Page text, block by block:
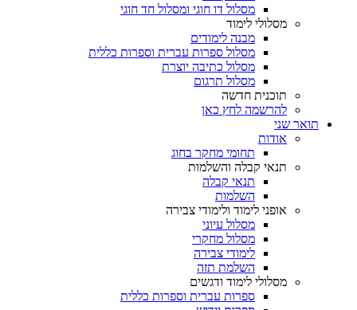
מסלול דו חוגי ומסלול חד חוגי
מסלולי לימוד
מבנה לימודים
מסלול ספרות עברית וספרות כללית
מסלול כתיבה יוצרת
מסלול תרגום
תוכנית חדשה
להרשמה לחץ כאן
תואר שני
אודות
תחומי מחקר בחוג
תנאי קבלה והשלמות
תנאי קבלה
השלמות
אופני לימוד ולימודי צבירה
מסלול עיוני
מסלול מחקרי
לימודי צבירה
השלמת תזה
מסלולי לימוד ודגשים
ספרות עברית וספרות כללית